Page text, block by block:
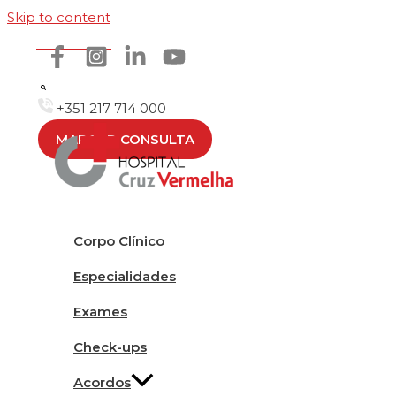
Skip to content
Como chegar
+351 217 714 000
MARCAR CONSULTA
Corpo Clínico
Especialidades
Exames
Check-ups
Acordos